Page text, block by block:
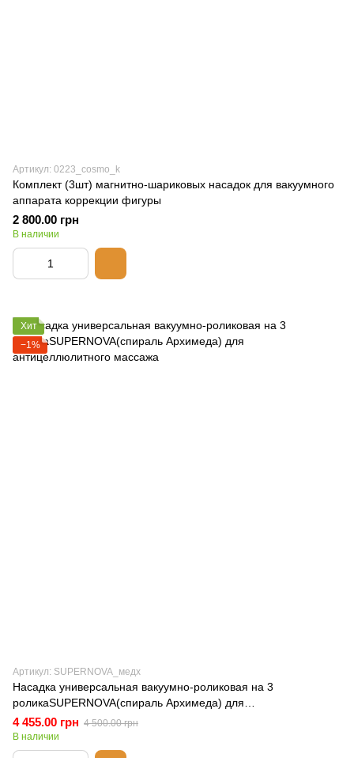
Артикул: 0223_cosmo_k
Комплект (3шт) магнитно-шариковых насадок для вакуумного
аппарата коррекции фигуры
2 800.00 грн
В наличии
Хит
−1%
Артикул: SUPERNOVA_медх
Насадка универсальная вакуумно-роликовая на 3
роликаSUPERNOVA(спираль Архимеда) для
антицеллюлитного массажа
4 455.00 грн 4 500.00 грн
В наличии